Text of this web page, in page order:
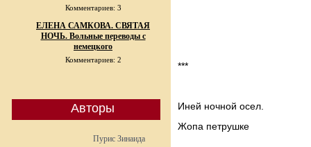
Комментариев: 3
ЕЛЕНА САМКОВА. СВЯТАЯ
НОЧЬ. Вольные переводы с
немецкого
Комментариев: 2
Авторы
Пурис Зинаида
***
Иней ночной осел.
Жопа петрушке